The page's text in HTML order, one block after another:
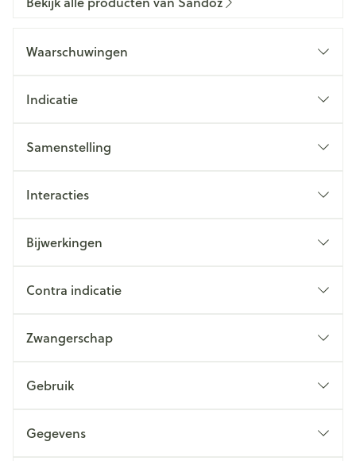
Waarschuwingen
Indicatie
Samenstelling
Interacties
Bijwerkingen
Contra indicatie
Zwangerschap
Gebruik
Gegevens